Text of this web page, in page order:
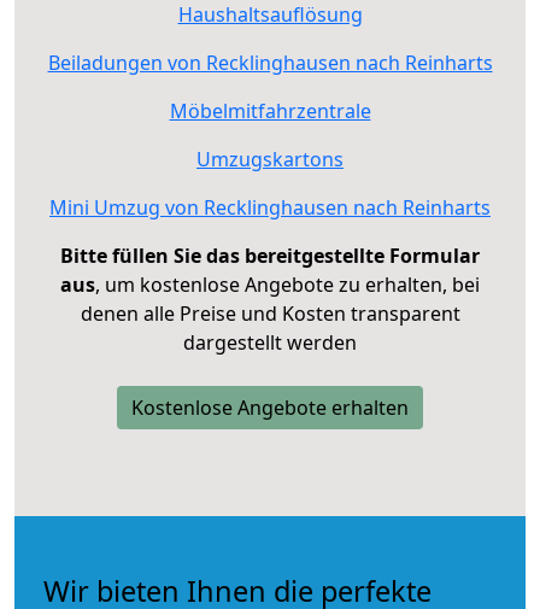
Haushaltsauflösung
Beiladungen von Recklinghausen nach Reinharts
Möbelmitfahrzentrale
Umzugskartons
Mini Umzug von Recklinghausen nach Reinharts
Bitte füllen Sie das bereitgestellte Formular
aus, um kostenlose Angebote zu erhalten, bei
denen alle Preise und Kosten transparent
dargestellt werden
Kostenlose Angebote erhalten
Wir bieten Ihnen die perfekte